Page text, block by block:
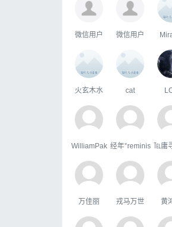
微信用户 微信用户
火玄木水 cat
WilliamPak 经年°reminis ℡庸
万佳丽 戎马万世 黄